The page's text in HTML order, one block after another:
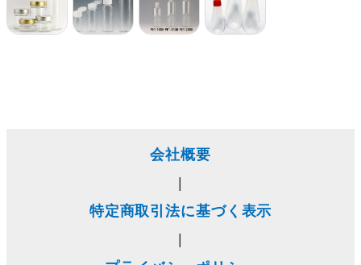
会社概要
|
特定商取引法に基づく表示
|